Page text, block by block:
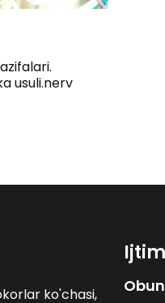
usuli.nerv
ko'chasi,